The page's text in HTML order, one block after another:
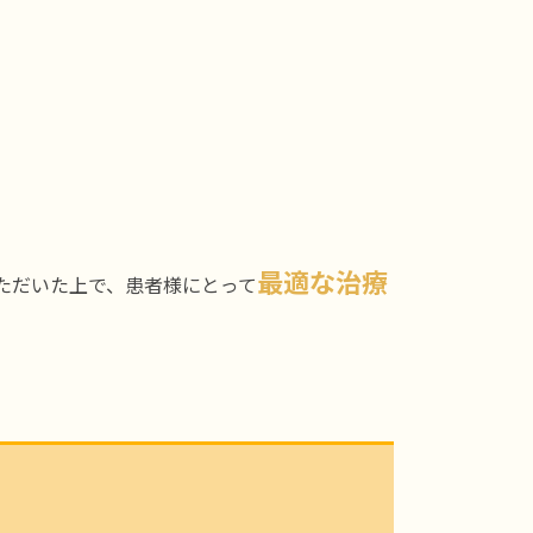
だいた上で、患者様にとって最適な治療